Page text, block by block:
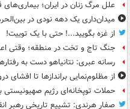
علل مرگ زنان در ایران؛
میدان‌داری یک دهه نودی در
از غزه بگویید...! حتی با یک توییت!
جنگ تاج و تخت در منطقه؛ وقتی
رسانه عبری: نتانیاهو دست به
از مظلوم‌نمایی براندازها تا افشای
حملات توپخانه‌ای رژیم صهیونیستی
صفار هرندی: تشییع تاریخی رهبر